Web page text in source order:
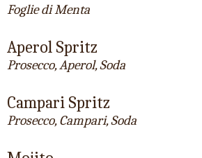
Foglie di Menta
Aperol Spritz
Prosecco, Aperol, Soda
Campari Spritz
Prosecco, Campari, Soda